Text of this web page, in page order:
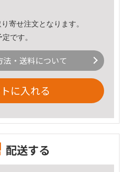
寄せ注文となります。
です。
法・送料について
に入れる
配送する